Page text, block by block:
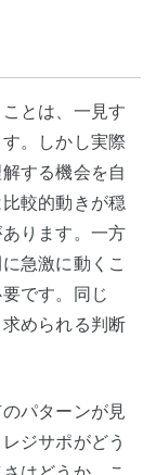
とは、一見す
。しかし実際
する機会を自
較的動きが穏
ります。一方
急激に動くこ
です。同じ
められる判断
パターンが見
ジサポがどう